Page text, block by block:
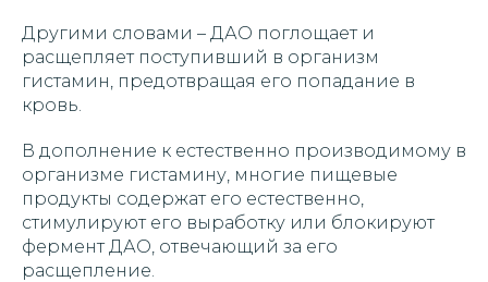
Другими словами – ДАО поглощает и
расщепляет поступивший в организм
гистамин, предотвращая его попадание в
кровь.
В дополнение к естественно производимому в
организме гистамину, многие пищевые
продукты содержат его естественно,
стимулируют его выработку или блокируют
фермент ДАО, отвечающий за его
расщепление.